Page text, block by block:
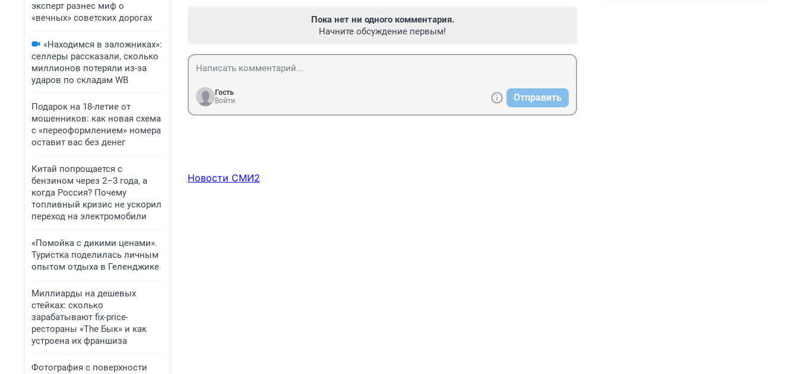
эксперт разнес миф о
«вечных» советских дорогах
«Находимся в заложниках»:
селлеры рассказали, сколько
миллионов потеряли из-за
ударов по складам WB
Подарок на 18-летие от
мошенников: как новая схема
с «переоформлением» номера
оставит вас без денег
Китай попрощается с
бензином через 2–3 года, а
когда Россия? Почему
топливный кризис не ускорил
переход на электромобили
«Помойка с дикими ценами».
Туристка поделилась личным
опытом отдыха в Геленджике
Миллиарды на дешевых
стейках: сколько
зарабатывают fix-price-
рестораны «The Бык» и как
устроена их франшиза
Фотография с поверхности
Пока нет ни одного комментария.
Начните обсуждение первым!
Гость
Войти
Отправить
Новости СМИ2